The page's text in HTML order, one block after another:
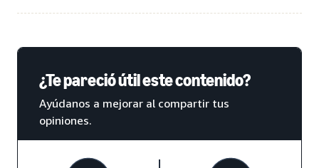
¿Te pareció útil este contenido?
Ayúdanos a mejorar al compartir tus
opiniones.